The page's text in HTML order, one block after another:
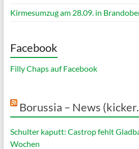
Kirmesumzug am 28.09. in
Facebook
Filly Chaps auf Facebook
Borussia – News
Schulter kaputt: Castrop fehlt
Wochen